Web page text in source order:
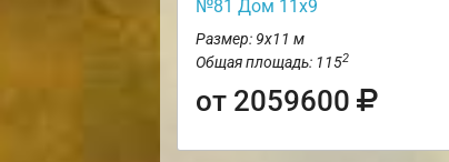
№81 Дом 11х9
Размер: 9х11 м
Общая площадь: 1152
от 2059600